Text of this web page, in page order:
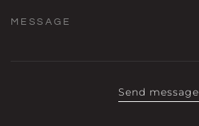
MESSAGE
Send message